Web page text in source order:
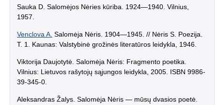
Sauka D. Salomėjos Nėries kūriba. 1924—1940. Vilnius,
1957.
Venclova A. Salomėja Nėris. 1904—1945. // Nėris S. Poezija.
T. 1. Kaunas: Valstybinė grožinės literatūros leidykla, 1946.
Viktorija Daujotytė. Salomėja Nėris: Fragmento poetika.
Vilnius: Lietuvos rašytojų sąjungos leidykla, 2005. ISBN 9986-
39-345-0.
Aleksandras Žalys. Salomėja Nėris — mūsų dvasios poetė.